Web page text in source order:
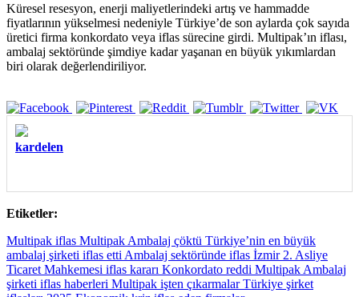
Küresel resesyon, enerji maliyetlerindeki artış ve hammadde
fiyatlarının yükselmesi nedeniyle Türkiye’de son aylarda çok sayıda
üretici firma konkordato veya iflas sürecine girdi. Multipak’ın iflası,
ambalaj sektöründe şimdiye kadar yaşanan en büyük yıkımlardan
biri olarak değerlendiriliyor.
kardelen
Etiketler:
Multipak iflas Multipak Ambalaj çöktü Türkiye’nin en büyük
ambalaj şirketi iflas etti Ambalaj sektöründe iflas İzmir 2. Asliye
Ticaret Mahkemesi iflas kararı Konkordato reddi Multipak Ambalaj
şirketi iflas haberleri Multipak işten çıkarmalar Türkiye şirket